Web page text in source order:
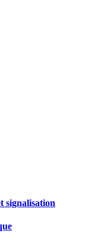
signalisation